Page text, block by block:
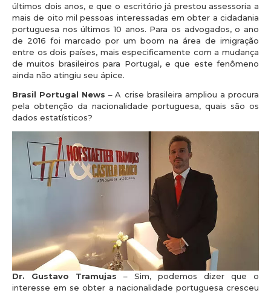
últimos dois anos, e que o escritório já prestou assessoria a
mais de oito mil pessoas interessadas em obter a cidadania
portuguesa nos últimos 10 anos. Para os advogados, o ano
de 2016 foi marcado por um boom na área de imigração
entre os dois países, mais especificamente com a mudança
de muitos brasileiros para Portugal, e que este fenômeno
ainda não atingiu seu ápice.
Brasil Portugal News – A crise brasileira ampliou a procura
pela obtenção da nacionalidade portuguesa, quais são os
dados estatísticos?
Dr. Gustavo Tramujas – Sim, podemos dizer que o
interesse em se obter a nacionalidade portuguesa cresceu